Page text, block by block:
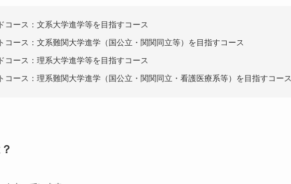
コース：文系大学進学等を目指すコース
コース：文系難関大学進学（国公立・関関同立等）を目指すコース
コース：理系大学進学等を目指すコース
コース：理系難関大学進学（国公立・関関同立・看護医療系等）を目指すコース